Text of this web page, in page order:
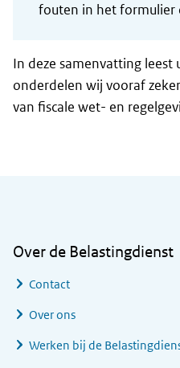
fouten in het formulier
In deze samenvatting leest
onderdelen wij vooraf
van fiscale wet- en
Over de Belastingdienst
Contact
Over ons
Werken bij de